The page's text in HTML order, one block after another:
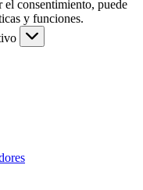
consentimiento, puede
y funciones.